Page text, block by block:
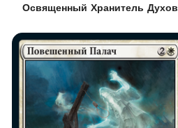
Освященный Хранитель Духов